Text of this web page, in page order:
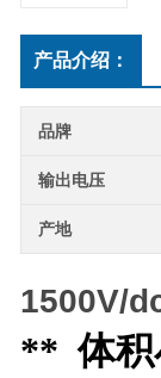
产品介绍：
品牌
输出电压
产地
1500V/
** 体积